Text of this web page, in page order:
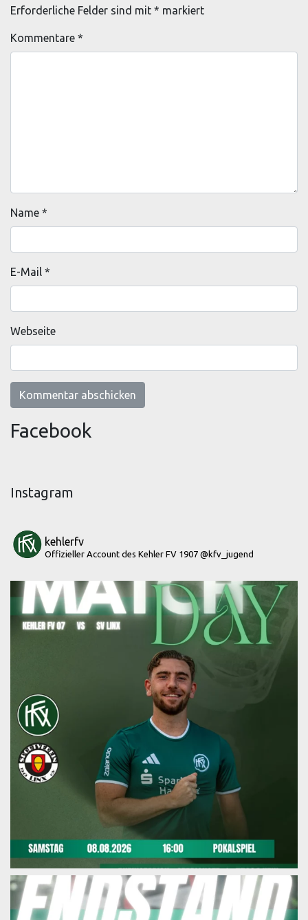
Erforderliche Felder sind mit * markiert
Kommentare *
Name *
E-Mail *
Webseite
Facebook
Instagram
kehlerfv
Offizieller Account des Kehler FV 1907 @kfv_jugend